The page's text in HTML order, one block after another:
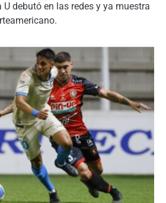
U debutó en las redes y ya muestra